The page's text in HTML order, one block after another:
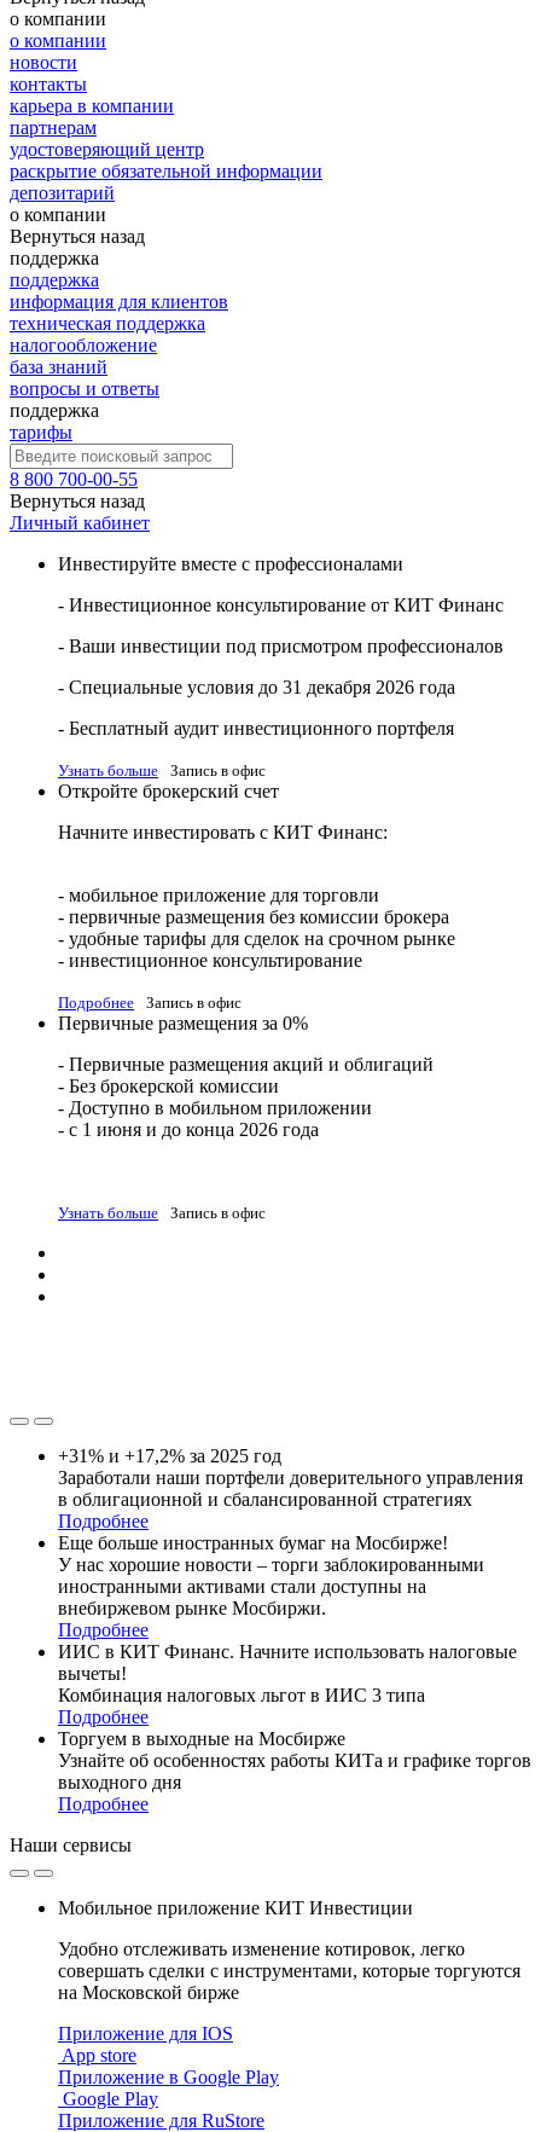
о компании
о компании
новости
контакты
карьера в компании
партнерам
удостоверяющий центр
раскрытие обязательной информации
депозитарий
о компании
Вернуться назад
поддержка
поддержка
информация для клиентов
техническая поддержка
налогообложение
база знаний
вопросы и ответы
поддержка
тарифы
8 800 700-00-55
Вернуться назад
Личный кабинет
Инвестируйте вместе с профессионалами
- Инвестиционное консультирование от КИТ Финанс
- Ваши инвестиции под присмотром профессионалов
- Специальные условия до 31 декабря 2026 года
- Бесплатный аудит инвестиционного портфеля
Узнать больше Запись в офис
Откройте брокерский счет
Начните инвестировать с КИТ Финанс:
- мобильное приложение для торговли
- первичные размещения без комиссии брокера
- удобные тарифы для сделок на срочном рынке
- инвестиционное консультирование
Подробнее Запись в офис
Первичные размещения за 0%
- Первичные размещения акций и облигаций
- Без брокерской комиссии
- Доступно в мобильном приложении
- с 1 июня и до конца 2026 года
Узнать больше Запись в офис
+31% и +17,2% за 2025 год
Заработали наши портфели доверительного управления
в облигационной и сбалансированной стратегиях
Подробнее
Еще больше иностранных бумаг на Мосбирже!
У нас хорошие новости – торги заблокированными
иностранными активами стали доступны на
внебиржевом рынке Мосбиржи.
Подробнее
ИИС в КИТ Финанс. Начните использовать налоговые
вычеты!
Комбинация налоговых льгот в ИИС 3 типа
Подробнее
Торгуем в выходные на Мосбирже
Узнайте об особенностях работы КИТа и графике торгов
выходного дня
Подробнее
Наши сервисы
Мобильное приложение КИТ Инвестиции
Удобно отслеживать изменение котировок, легко
совершать сделки с инструментами, которые торгуются
на Московской бирже
Приложение для IOS
App store
Приложение в Google Play
Google Play
Приложение для RuStore